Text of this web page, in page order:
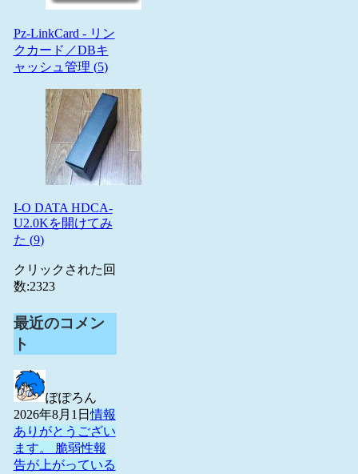
Pz-LinkCard - リン
クカード／DBキ
ャッシュ管理 (5)
I-O DATA HDCA-
U2.0Kを開けてみ
た (9)
クリックされた回
数:2323
最近のコメン
ト
ぽぽろん
2026年8月1日情報
ありがとうござい
ます。 脆弱性報
告が上がっている